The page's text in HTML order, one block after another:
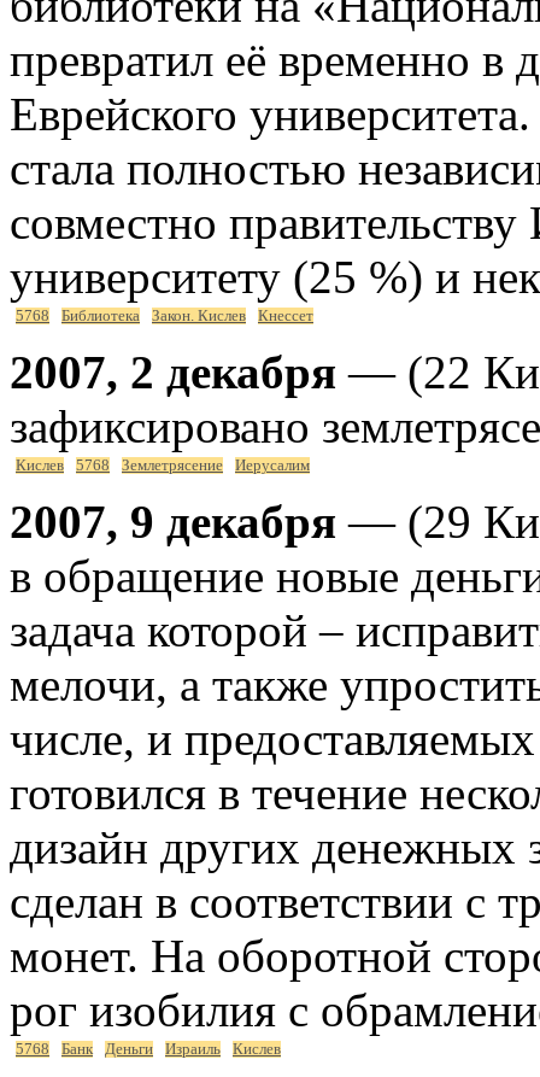
превратил её временно
Еврейского
стала полностью
совместно
университету (25 %) и
5768 Библиотека Закон. Кислев Кнессет
2007, 2 декабря — (22
зафиксировано
Кислев 5768 Землетрясение Иерусалим
2007, 9 декабря — (29
в обращение новые
задача которой –
мелочи, а также
числе, и
готовился в течение
дизайн других денежных
сделан в соответствии с
монет. На оборотной
рог изобилия с
5768 Банк Деньги Израиль Кислев